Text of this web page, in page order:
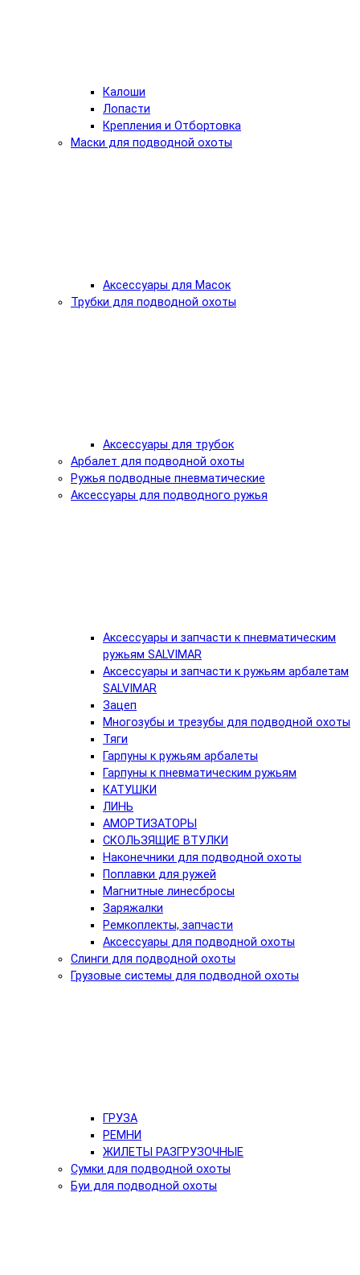
Калоши
Лопасти
Крепления и Отбортовка
Маски для подводной охоты
Аксессуары для Масок
Трубки для подводной охоты
Аксессуары для трубок
Арбалет для подводной охоты
Ружья подводные пневматические
Аксессуары для подводного ружья
Аксессуары и запчасти к пневматическим
ружьям SALVIMAR
Аксессуары и запчасти к ружьям арбалетам
SALVIMAR
Зацеп
Многозубы и трезубы для подводной охоты
Тяги
Гарпуны к ружьям арбалеты
Гарпуны к пневматическим ружьям
КАТУШКИ
ЛИНЬ
АМОРТИЗАТОРЫ
СКОЛЬЗЯЩИЕ ВТУЛКИ
Наконечники для подводной охоты
Поплавки для ружей
Магнитные линесбросы
Заряжалки
Ремкоплекты, запчасти
Аксессуары для подводной охоты
Слинги для подводной охоты
Грузовые системы для подводной охоты
ГРУЗА
РЕМНИ
ЖИЛЕТЫ РАЗГРУЗОЧНЫЕ
Сумки для подводной охоты
Буи для подводной охоты